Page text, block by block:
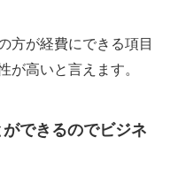
方が経費にできる項目
が高いと言えます。
できるのでビジネ